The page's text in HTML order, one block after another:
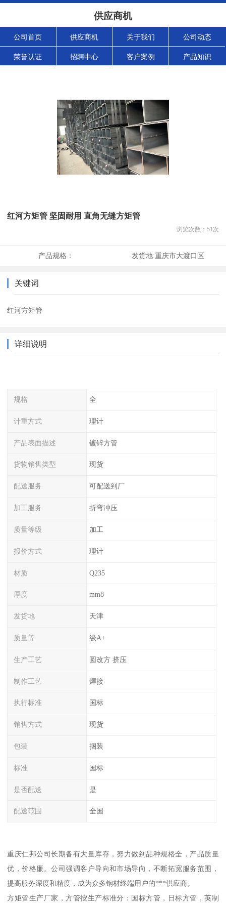
供应商机
公司首页 供应商机 关于我们 公司动态
荣誉认证 招聘中心 客户案例 产品知识
红河方矩管 坚固耐用 直角无缝方矩管
浏览次数： 51次
产品规格： 发货地:重庆市大渡口区
关键词
红河方矩管
详细说明
规格 全
计重方式 理计
产品表面描述 镀锌方管
货物销售类型 现货
配送服务 可配送到厂
加工服务 折弯冲压
质量等级 加工
报价方式 理计
材质 Q235
厚度 mm8
发货地 天津
质量等 级A+
生产工艺 圆改方 挤压
制作工艺 焊接
执行标准 国标
销售方式 现货
包装 捆装
标准 国标
是否配送 是
配送范围 全国
重庆仁邦公司长期备有大量库存，努力做到品种规格全，产品质量
优，价格廉。公司强调客户导向和市场导向，不断拓宽服务范围，
提高服务深度和精度，成为众多钢材终端用户的***供应商。
方矩管生产厂家，方管按生产标准分：国标方管，日标方管，英制